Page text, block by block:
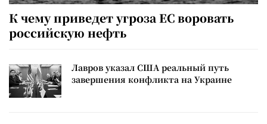
К чему приведет угроза ЕС воровать
российскую нефть
Лавров указал США реальный путь
завершения конфликта на Украине